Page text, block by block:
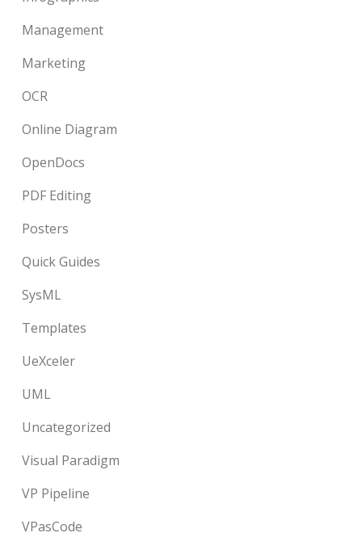
Management
Marketing
OCR
Online Diagram
OpenDocs
PDF Editing
Posters
Quick Guides
SysML
Templates
UeXceler
UML
Uncategorized
Visual Paradigm
VP Pipeline
VPasCode